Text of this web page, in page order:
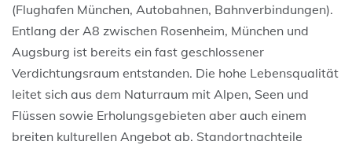
(Flughafen München, Autobahnen, Bahnverbindungen).
Entlang der A8 zwischen Rosenheim, München und
Augsburg ist bereits ein fast geschlossener
Verdichtungsraum entstanden. Die hohe Lebensqualität
leitet sich aus dem Naturraum mit Alpen, Seen und
Flüssen sowie Erholungsgebieten aber auch einem
breiten kulturellen Angebot ab. Standortnachteile